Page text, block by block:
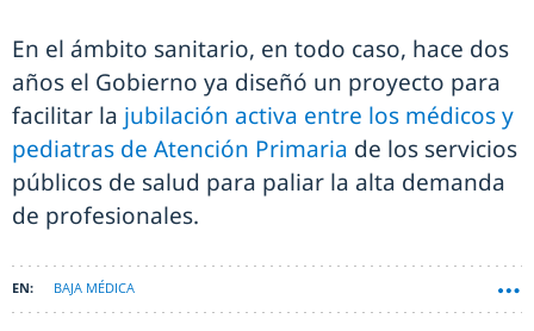
En el ámbito sanitario, en todo caso, hace dos
años el Gobierno ya diseñó un proyecto para
facilitar la jubilación activa entre los médicos y
pediatras de Atención Primaria de los servicios
públicos de salud para paliar la alta demanda
de profesionales.
BAJA MÉDICA